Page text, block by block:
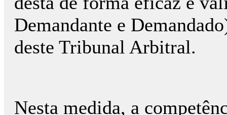
Demandante e
deste Tribunal Arbitral.
Nesta medida, a